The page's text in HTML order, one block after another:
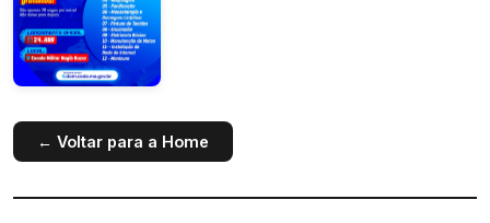
← Voltar para a Home